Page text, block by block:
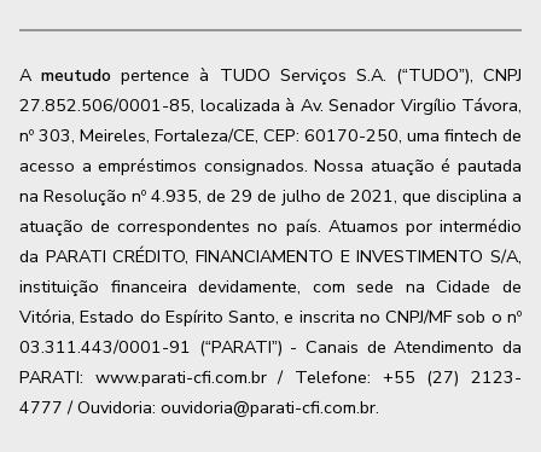
Ameutudo pertence à TUDO Serviços S.A. (“TUDO”), CNPJ
27.852.506/0001-85, localizada à Av. Senador Virgílio Távora,
nº 303, Meireles, Fortaleza/CE, CEP: 60170-250, uma fintech de
acesso a empréstimos consignados. Nossa atuação é pautada
na Resolução nº 4.935, de 29 de julho de 2021, que disciplina a
atuação de correspondentes no país. Atuamos por intermédio
da PARATI CRÉDITO, FINANCIAMENTO E INVESTIMENTO S/A,
instituição financeira devidamente, com sede na Cidade de
Vitória, Estado do Espírito Santo, e inscrita no CNPJ/MF sob o nº
03.311.443/0001-91 (“PARATI”) - Canais de Atendimento da
PARATI: www.parati-cfi.com.br / Telefone: +55 (27) 2123-
4777 / Ouvidoria: ouvidoria@parati-cfi.com.br.